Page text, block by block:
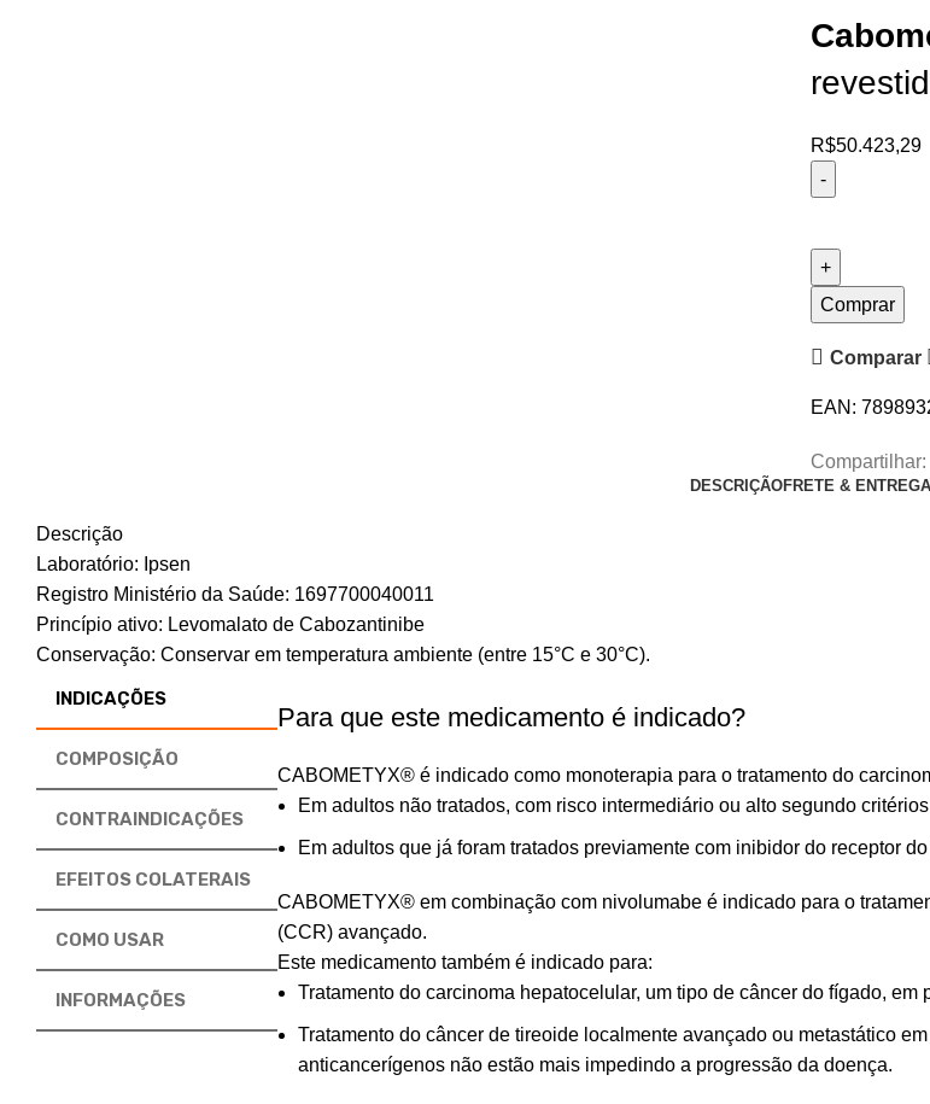
R$50.423,29
Comprar
Comparar
EAN:
Compartilhar:
DESCRIÇÃOFRETE & ENTREGA
Descrição
Laboratório: Ipsen
Registro Ministério da Saúde: 1697700040011
Princípio ativo: Levomalato de Cabozantinibe
Conservação: Conservar em temperatura ambiente (entre 15°C e 30°C).
INDICAÇÕES
COMPOSIÇÃO
CONTRAINDICAÇÕES
EFEITOS COLATERAIS
COMO USAR
INFORMAÇÕES
Para que este medicamento é indicado?
CABOMETYX® é indicado como monoterapia para o tratamento do
Em adultos não tratados, com risco intermediário ou alto segundo
Em adultos que já foram tratados previamente com inibidor do receptor
CABOMETYX® em combinação com nivolumabe é indicado para o
(CCR) avançado.
Este medicamento também é indicado para:
Tratamento do carcinoma hepatocelular, um tipo de câncer do fígado,
Tratamento do câncer de tireoide localmente avançado ou metastático
anticancerígenos não estão mais impedindo a progressão da doença.